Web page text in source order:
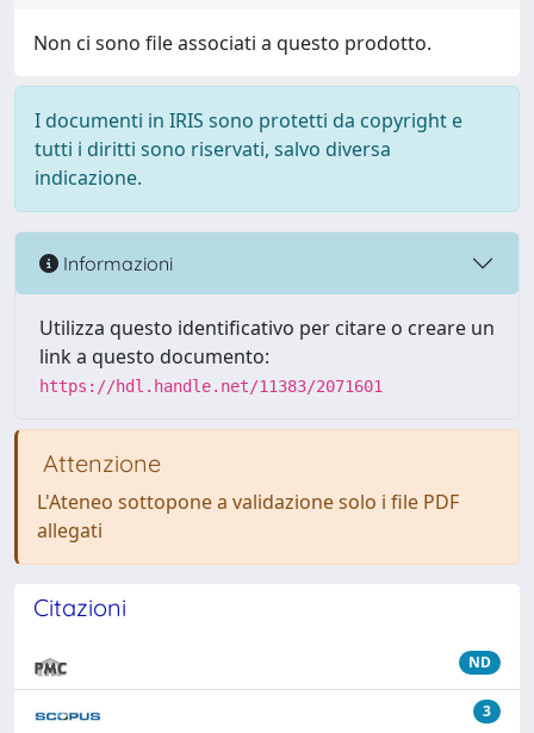
Non ci sono file associati a questo prodotto.
I documenti in IRIS sono protetti da copyright e
tutti i diritti sono riservati, salvo diversa
indicazione.
Informazioni
Utilizza questo identificativo per citare o creare un
link a questo documento:
https://hdl.handle.net/11383/2071601
Attenzione
L'Ateneo sottopone a validazione solo i file PDF
allegati
Citazioni
ND
3